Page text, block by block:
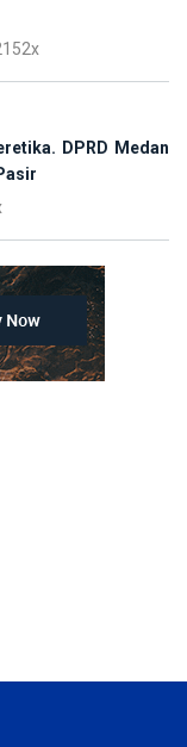
DPRD Medan